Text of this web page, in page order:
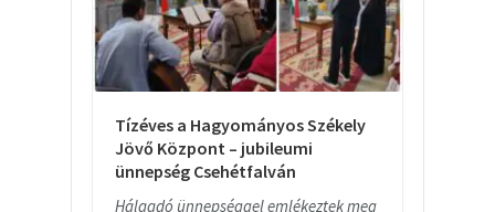
Tízéves a Hagyományos Székely
Jövő Központ – jubileumi
ünnepség Csehétfalván
Hálaadó ünnepséggel emlékeztek meg